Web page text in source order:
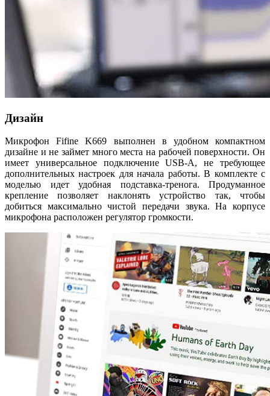
Дизайн
Микрофон Fifine K669 выполнен в удобном компактном
дизайне и не займет много места на рабочей поверхности. Он
имеет универсальное подключение USB-A, не требующее
дополнительных настроек для начала работы. В комплекте с
моделью идет удобная подставка-тренога. Продуманное
крепление позволяет наклонять устройство так, чтобы
добиться максимально чистой передачи звука. На корпусе
микрофона расположен регулятор громкости.